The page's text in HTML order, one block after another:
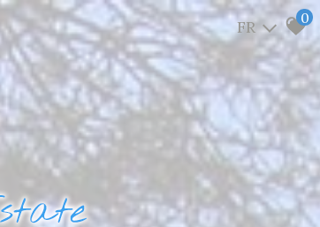
FR 0